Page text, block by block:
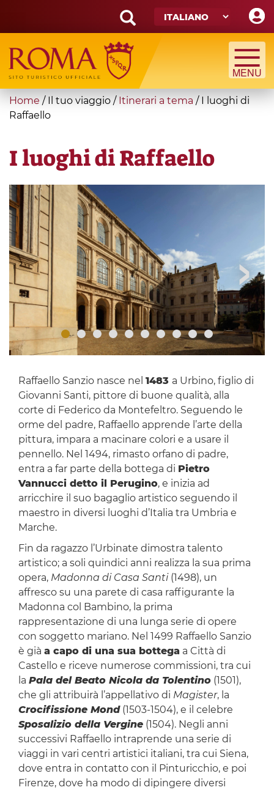
main
content
Search
form
Cerca
You
are
Home / Il tuo viaggio / Itinerari a tema /
I luoghi di
Raffaello
I luoghi di Raffaello
Raffaello Sanzio nasce nel 1483 a Urbino, figlio di
Giovanni Santi, pittore di buone qualità, alla
corte di Federico da Montefeltro. Seguendo le
orme del padre, Raffaello apprende l’arte della
pittura, impara a macinare colori e a usare il
pennello. Nel 1494, rimasto orfano di padre,
entra a far parte della bottega di Pietro
Vannucci detto il Perugino, e inizia ad
arricchire il suo bagaglio artistico seguendo il
maestro in diversi luoghi d’Italia tra Umbria e
Marche.
Fin da ragazzo l’Urbinate dimostra talento
artistico; a soli quindici anni realizza la sua prima
opera, Madonna di Casa Santi (1498), un
affresco su una parete di casa raffigurante la
Madonna col Bambino, la prima
rappresentazione di una lunga serie di opere
con soggetto mariano. Nel 1499 Raffaello Sanzio
è già a capo di una sua bottega a Città di
Castello e riceve numerose commissioni, tra cui
la Pala del Beato Nicola da Tolentino (1501),
che gli attribuirà l’appellativo di Magister, la
Crocifissione Mond (1503-1504), e il celebre
Sposalizio della Vergine (1504). Negli anni
successivi Raffaello intraprende una serie di
viaggi in vari centri artistici italiani, tra cui Siena,
dove entra in contatto con il Pinturicchio, e poi
Firenze, dove ha modo di dipingere diversi